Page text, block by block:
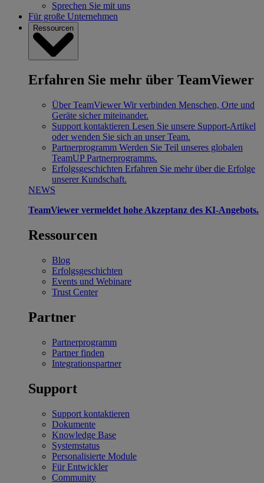
Sprechen Sie mit uns
Für große Unternehmen
Ressourcen
Erfahren Sie mehr über TeamViewer
Über TeamViewer Wir verbinden Menschen, Orte und
Geräte sicher miteinander.
Support kontaktieren Lesen Sie unsere Support-Artikel
oder wenden Sie sich an unser Team.
Partnerprogramm Werden Sie Teil unseres globalen
TeamUP Partnerprogramms.
Erfolgsgeschichten Erfahren Sie mehr über die Erfolge
unserer Kundschaft.
NEWS
TeamViewer vermeldet hohe Akzeptanz des KI-Angebots.
Ressourcen
Blog
Erfolgsgeschichten
Events und Webinare
Trust Center
Partner
Partnerprogramm
Partner finden
Integrationspartner
Support
Support kontaktieren
Dokumente
Knowledge Base
Systemstatus
Personalisierte Module
Für Entwickler
Community